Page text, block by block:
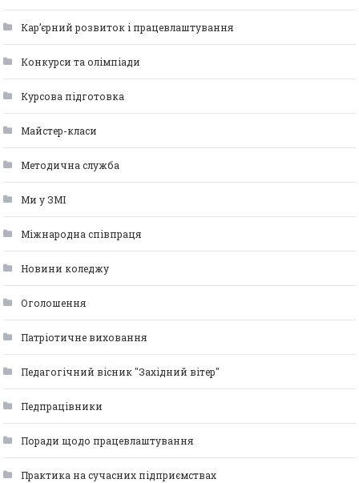
Кар’єрний розвиток і працевлаштування
Конкурси та олімпіади
Курсова підготовка
Майстер-класи
Методична служба
Ми у ЗМІ
Міжнародна співпраця
Новини коледжу
Оголошення
Патріотичне виховання
Педагогічний вісник "Західний вітер"
Педпрацівники
Поради щодо працевлаштування
Практика на сучасних підприємствах